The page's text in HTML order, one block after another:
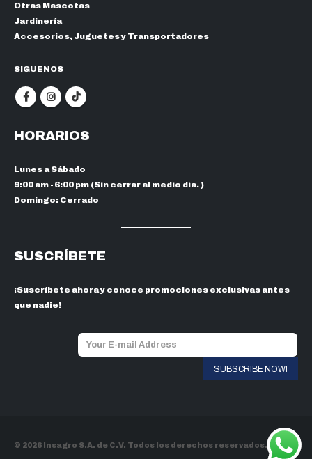
Otras Mascotas
Jardinería
Accesorios, Juguetes y Transportadores
SIGUENOS
HORARIOS
Lunes a Sábado
9:00 am - 6:00 pm (Sin cerrar al medio día. )
Domingo: Cerrado
SUSCRÍBETE
¡Suscríbete ahora y conoce promociones exclusivas antes
que nadie!
© 2026 Insagro S.A. de C.V. Todos los derechos reservados.